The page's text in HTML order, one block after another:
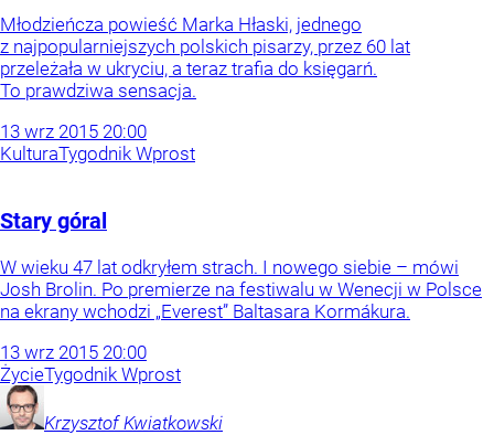
Młodzieńcza powieść Marka Hłaski, jednego
z najpopularniejszych polskich pisarzy, przez 60 lat
przeleżała w ukryciu, a teraz trafia do księgarń.
To prawdziwa sensacja.
13 wrz 2015 20:00
KulturaTygodnik Wprost
Stary góral
W wieku 47 lat odkryłem strach. I nowego siebie – mówi
Josh Brolin. Po premierze na festiwalu w Wenecji w Polsce
na ekrany wchodzi „Everest” Baltasara Kormákura.
13 wrz 2015 20:00
ŻycieTygodnik Wprost
Krzysztof Kwiatkowski